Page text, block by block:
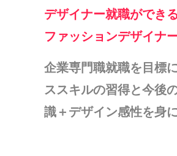
デザイナー就職ができ
ファッションデザイナ
企業専門職就職を目標
ススキルの習得と今後
識＋デザイン感性を身